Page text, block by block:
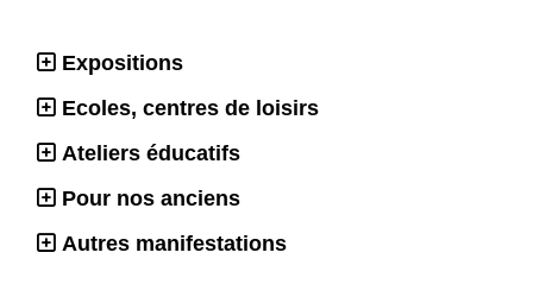
Expositions
Ecoles, centres de loisirs
Ateliers éducatifs
Pour nos anciens
Autres manifestations